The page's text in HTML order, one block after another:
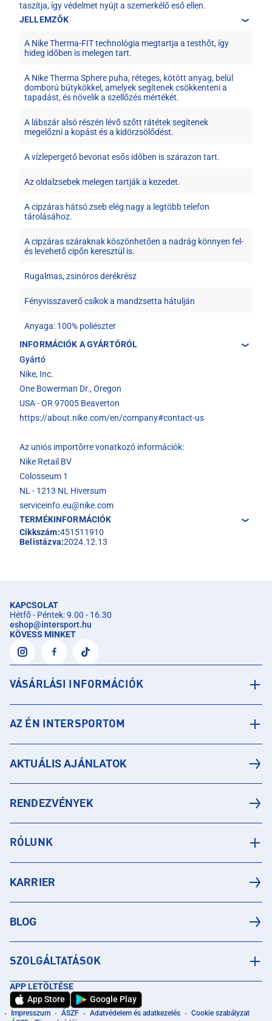
taszítja, így védelmet nyújt a szemerkélő eső ellen.
JELLEMZŐK
A Nike Therma-FIT technológia megtartja a testhőt, így
hideg időben is melegen tart.
A Nike Therma Sphere puha, réteges, kötött anyag, belül
domború bütykökkel, amelyek segítenek csökkenteni a
tapadást, és növelik a szellőzés mértékét.
A lábszár alsó részén lévő szőtt rátétek segítenek
megelőzni a kopást és a kidörzsölődést.
A vízlepergető bevonat esős időben is szárazon tart.
Az oldalzsebek melegen tartják a kezedet.
A cipzáras hátsó zseb elég nagy a legtöbb telefon
tárolásához.
A cipzáras száraknak köszönhetően a nadrág könnyen fel-
és levehető cipőn keresztül is.
Rugalmas, zsinóros derékrész
Fényvisszaverő csíkok a mandzsetta hátulján
Anyaga: 100% poliészter
INFORMÁCIÓK A GYÁRTÓRÓL
Gyártó
Nike, Inc.
One Bowerman Dr., Oregon
USA - OR 97005 Beaverton
https://about.nike.com/en/company#contact-us
Az uniós importőrre vonatkozó információk:
Nike Retail BV
Colosseum 1
NL - 1213 NL Hiversum
serviceinfo.eu@nike.com
TERMÉKINFORMÁCIÓK
Cikkszám:451511910
Belistázva:2024.12.13
KAPCSOLAT
Hétfő - Péntek: 9.00 - 16.30
eshop@intersport.hu
KÖVESS MINKET
VÁSÁRLÁSI INFORMÁCIÓK
AZ ÉN INTERSPORTOM
AKTUÁLIS AJÁNLATOK
RENDEZVÉNYEK
RÓLUNK
KARRIER
BLOG
SZOLGÁLTATÁSOK
APP LETÖLTÉSE
App Store
Google Play
Impresszum ÁSZF Adatvédelem és adatkezelés
Cookie szabályzat